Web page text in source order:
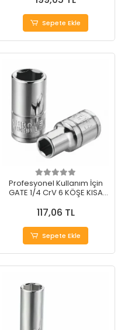
Sepete Ekle
Profesyonel Kullanım İçin
GATE 1/4 CrV 6 KÖŞE KISA
117,06 TL
Sepete Ekle